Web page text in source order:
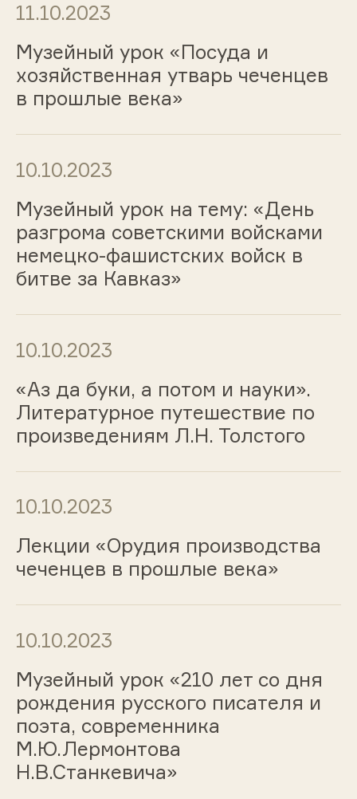
11.10.2023
Музейный урок «Посуда и
хозяйственная утварь чеченцев
в прошлые века»
10.10.2023
Музейный урок на тему: «День
разгрома советскими войсками
немецко-фашистских войск в
битве за Кавказ»
10.10.2023
«Аз да буки, а потом и науки».
Литературное путешествие по
произведениям Л.Н. Толстого
10.10.2023
Лекции «Орудия производства
чеченцев в прошлые века»
10.10.2023
Музейный урок «210 лет со дня
рождения русского писателя и
поэта, современника
М.Ю.Лермонтова
Н.В.Станкевича»